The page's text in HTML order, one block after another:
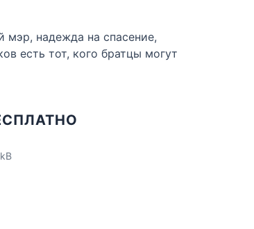
мэр, надежда на спасение,
есть тот, кого братцы могут